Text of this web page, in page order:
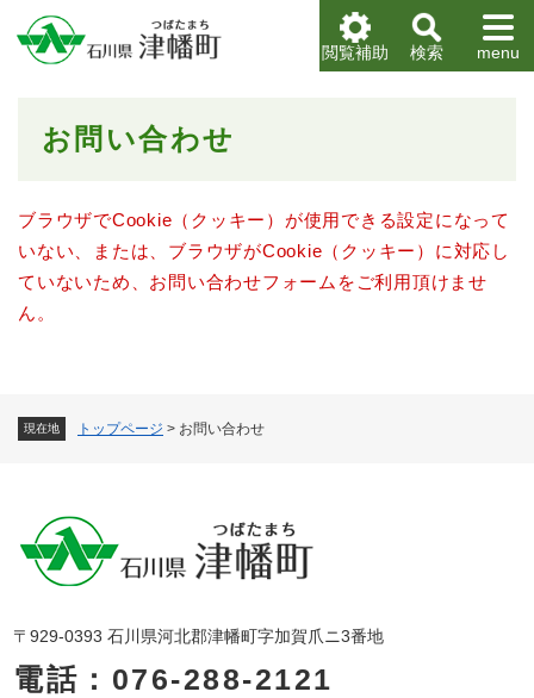
メニューを飛ばして本文へ
閲覧補助
検索 menu
現在地 トップページ > お問い合わせ
お問い合わせ
ブラウザでCookie（クッキー）が使用できる設定になって
いない、または、ブラウザがCookie（クッキー）に対応し
ていないため、お問い合わせフォームをご利用頂けませ
ん。
〒929-0393 石川県河北郡津幡町字加賀爪ニ3番地
電話：076-288-2121